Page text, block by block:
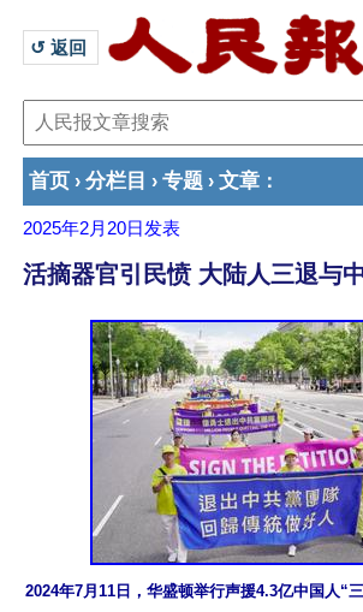
↺ 返回
首页 › 分栏目 › 专题 › 文章 ：
2025年2月20日 发表
活摘器官引民愤 大陆人三退与
2024年7月11日，华盛顿举行声援4.3亿中国人“